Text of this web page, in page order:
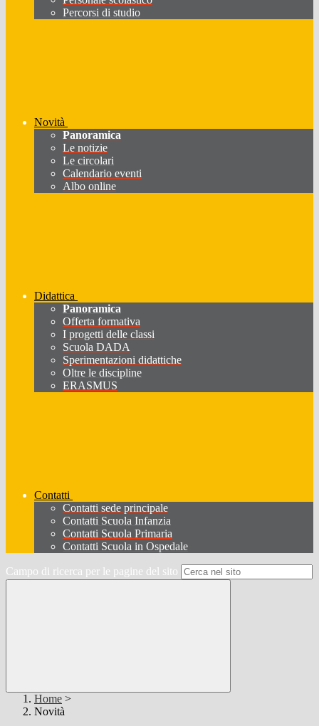
Percorsi di studio
Novità
Panoramica
Le notizie
Le circolari
Calendario eventi
Albo online
Didattica
Panoramica
Offerta formativa
I progetti delle classi
Scuola DADA
Sperimentazioni didattiche
Oltre le discipline
ERASMUS
Contatti
Contatti sede principale
Contatti Scuola Infanzia
Contatti Scuola Primaria
Contatti Scuola in Ospedale
Campo di ricerca per le pagine del sito
Home >
Novità